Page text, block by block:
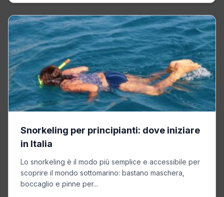
Snorkeling per principianti: dove iniziare
in Italia
Lo snorkeling è il modo più semplice e accessibile per
scoprire il mondo sottomarino: bastano maschera,
boccaglio e pinne per...